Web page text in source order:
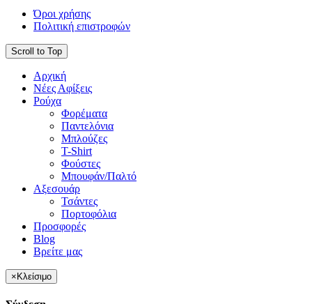
Όροι χρήσης
Πολιτική επιστροφών
Scroll to Top
Αρχική
Νέες Αφίξεις
Ρούχα
Φορέματα
Παντελόνια
Μπλούζες
T-Shirt
Φούστες
Μπουφάν/Παλτό
Αξεσουάρ
Τσάντες
Πορτοφόλια
Προσφορές
Blog
Βρείτε μας
×Κλείσιμο